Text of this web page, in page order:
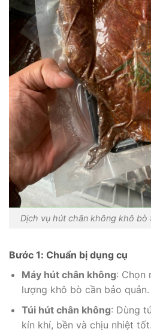
Dịch vụ hút chân không khô bò
Bước 1: Chuẩn bị dụng cụ
Máy hút chân không: Chọn
lượng khô bò cần bảo quản.
Túi hút chân không: Dùng
kín khí, bền và chịu nhiệt tốt.